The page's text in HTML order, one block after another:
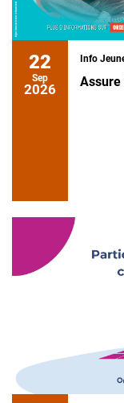
22
Sep
2026
Info
Assure